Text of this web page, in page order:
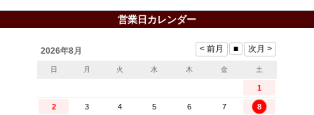
営業日カレンダー